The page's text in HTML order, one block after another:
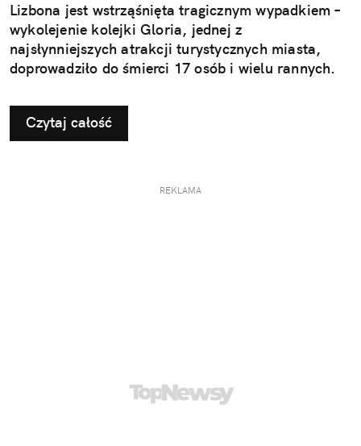
Lizbona jest wstrząśnięta tragicznym wypadkiem –
wykolejenie kolejki Gloria, jednej z
najsłynniejszych atrakcji turystycznych miasta,
doprowadziło do śmierci 17 osób i wielu rannych.
Czytaj całość
REKLAMA